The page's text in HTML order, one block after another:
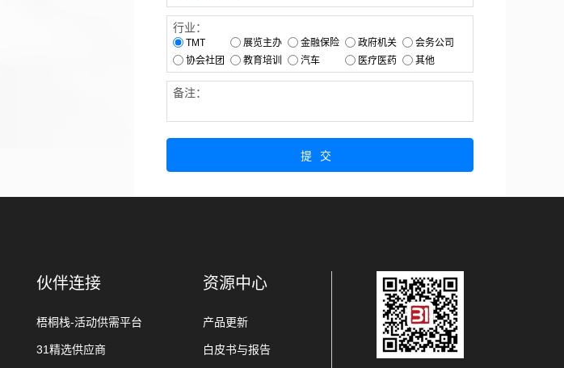
行业：
TMT 展览主办 金融保险 政府机关
会务公司
协会社团
教育培训 汽车 医疗医药 其他
备注：
提交
伙伴连接
梧桐栈-活动供需平台
31精选供应商
资源中心
产品更新
白皮书与报告